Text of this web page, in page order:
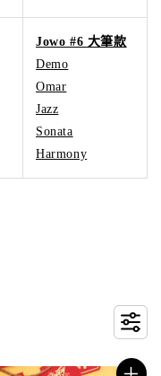
Jowo #6 大筆款
Demo
Omar
Jazz
Sonata
Harmony